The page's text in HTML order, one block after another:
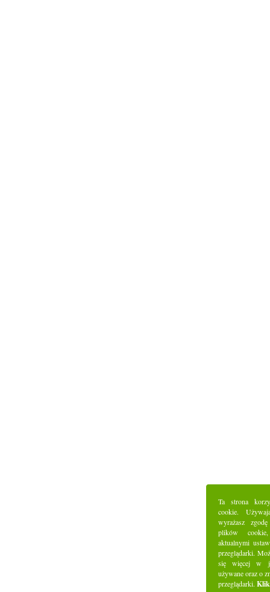
Ta strona
cookie.
wyrażasz
plików
aktualnymi
przeglądarki.
się więcej w
używane oraz o
przeglądarki.